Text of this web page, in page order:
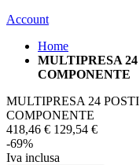
Account
Home
MULTIPRESA 24
COMPONENTE
MULTIPRESA 24
COMPONENTE
418,46 € 129,54 €
-69%
Iva inclusa